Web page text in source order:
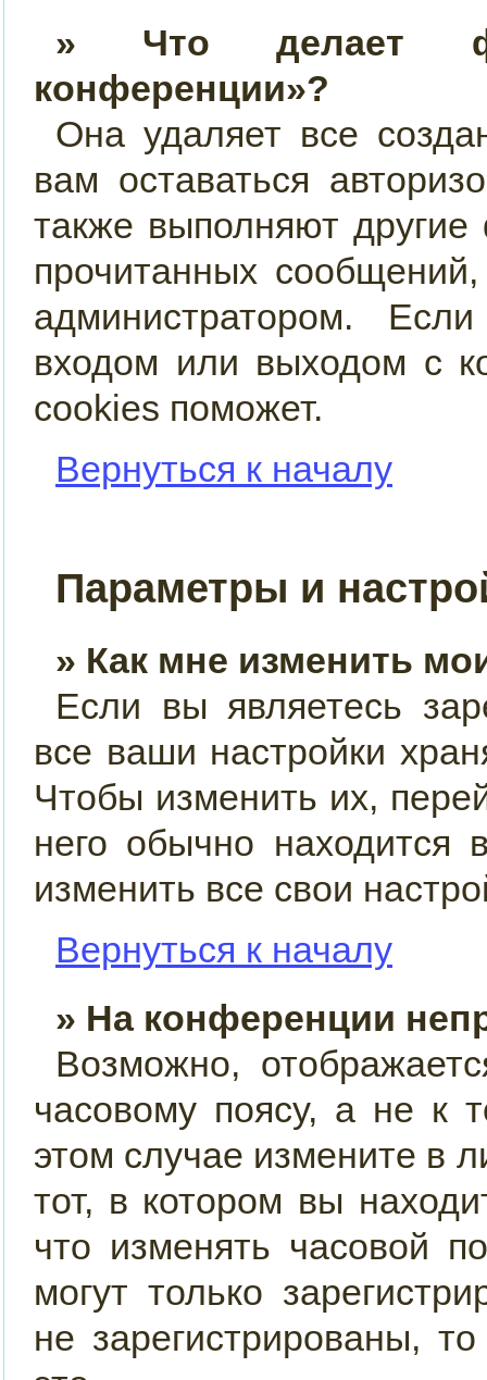
» Что делает
конференции»?
Она удаляет все
вам оставаться
также выполняют другие
прочитанных
администратором.
входом или выходом с
cookies поможет.
Вернуться к началу
Параметры и
» Как мне изменить
Если вы являетесь
все ваши настройки
Чтобы изменить их,
него обычно
изменить все свои
Вернуться к началу
» На конференции
Возможно,
часовому поясу, а не к
этом случае измените в
тот, в котором вы
что изменять часовой
могут только
не зарегистрированы,